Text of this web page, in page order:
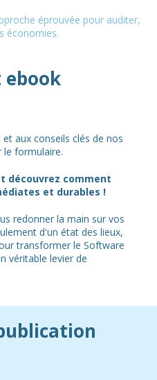
éprouvée pour auditer,
économies.
ebook
aux conseils clés de nos
le formulaire.
découvrez comment
et durables !
redonner la main sur vos
d'un état des lieux,
transformer le Software
véritable levier de